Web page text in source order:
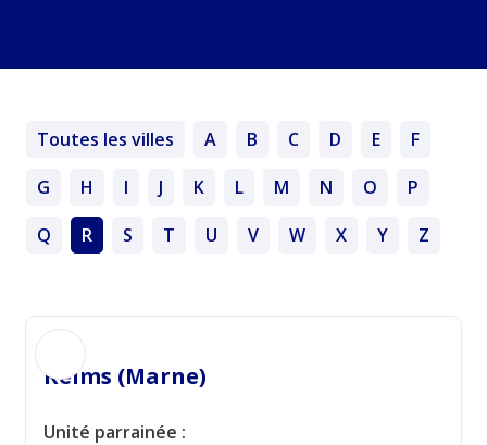
Toutes les villes A B C D E
F
G
H I J K L M N O
P
Q
R S T U V W X Y Z
Reims (Marne)
Unité parrainée :